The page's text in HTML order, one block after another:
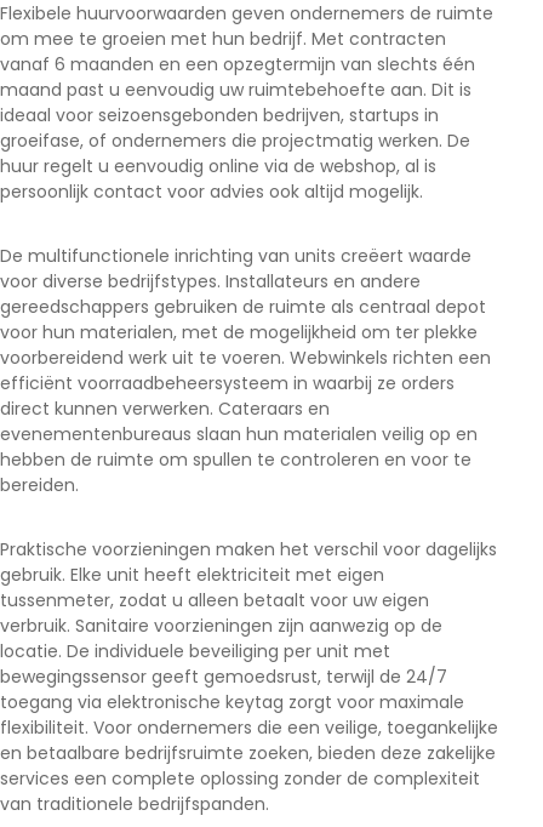
Flexibele huurvoorwaarden geven ondernemers de ruimte
om mee te groeien met hun bedrijf. Met contracten
vanaf 6 maanden en een opzegtermijn van slechts één
maand past u eenvoudig uw ruimtebehoefte aan. Dit is
ideaal voor seizoensgebonden bedrijven, startups in
groeifase, of ondernemers die projectmatig werken. De
huur regelt u eenvoudig online via de webshop, al is
persoonlijk contact voor advies ook altijd mogelijk.
De multifunctionele inrichting van units creëert waarde
voor diverse bedrijfstypes. Installateurs en andere
gereedschappers gebruiken de ruimte als centraal depot
voor hun materialen, met de mogelijkheid om ter plekke
voorbereidend werk uit te voeren. Webwinkels richten een
efficiënt voorraadbeheersysteem in waarbij ze orders
direct kunnen verwerken. Cateraars en
evenementenbureaus slaan hun materialen veilig op en
hebben de ruimte om spullen te controleren en voor te
bereiden.
Praktische voorzieningen maken het verschil voor dagelijks
gebruik. Elke unit heeft elektriciteit met eigen
tussenmeter, zodat u alleen betaalt voor uw eigen
verbruik. Sanitaire voorzieningen zijn aanwezig op de
locatie. De individuele beveiliging per unit met
bewegingssensor geeft gemoedsrust, terwijl de 24/7
toegang via elektronische keytag zorgt voor maximale
flexibiliteit. Voor ondernemers die een veilige, toegankelijke
en betaalbare bedrijfsruimte zoeken, bieden deze zakelijke
services een complete oplossing zonder de complexiteit
van traditionele bedrijfspanden.